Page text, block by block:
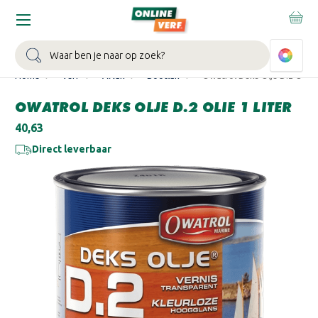
Zoeken
WIN EEN BALLONVAART:Bij besteding vanaf €100,- aan Sikkens
muurverf en/of lak.
Bekijk actie >
Home Verf Aflak Bootlak Owatrol Deks Olje D.2 Olie
OWATROL DEKS OLJE D.2 OLIE 1 LITER
€40,63
Direct leverbaar